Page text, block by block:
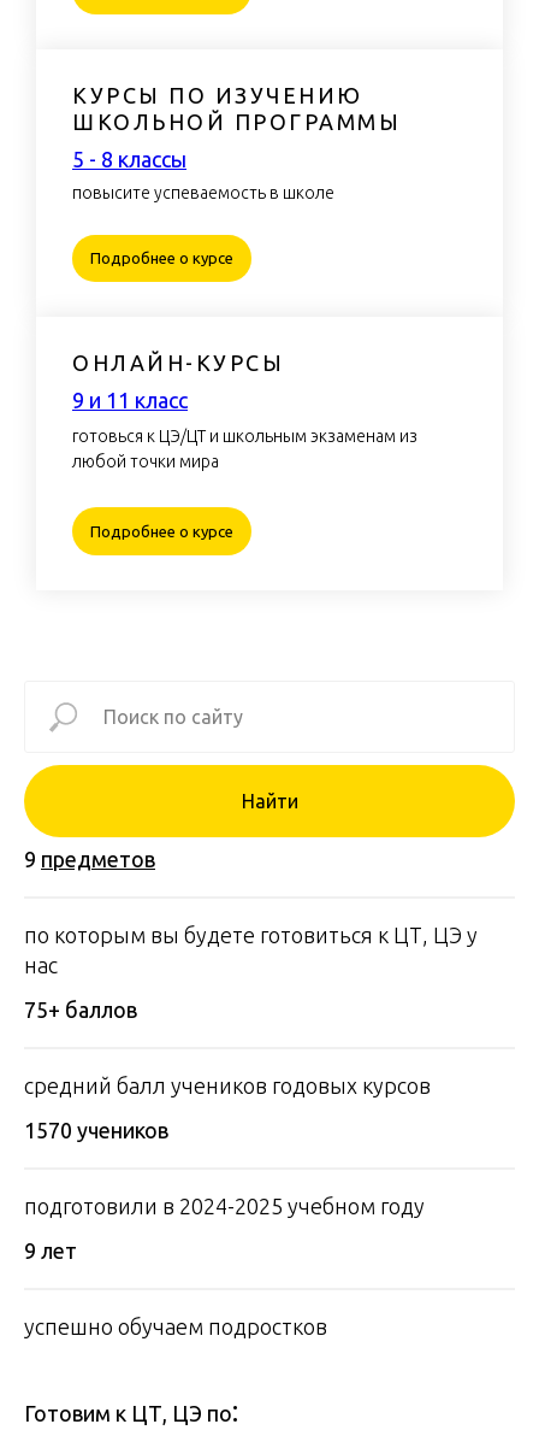
КУРСЫ ПО ИЗУЧЕНИЮ
ШКОЛЬНОЙ ПРОГРАММЫ
5 - 8 класcы
повысите успеваемость в школе
Подробнее о курсе
ОНЛАЙН-КУРСЫ
9 и 11 класс
готовься к ЦЭ/ЦТ и школьным экзаменам из
любой точки мира
Подробнее о курсе
Найти
9 пр едметов
по которым вы будете готовиться к ЦТ, ЦЭ у
нас
75+ баллов
средний балл учеников годовых курсов
1570 учеников
подготовили в 2024-2025 учебном году
9 лет
успешно обучаем подростков
Готовим к ЦТ, ЦЭ по: